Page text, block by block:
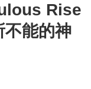
Rise
能的神